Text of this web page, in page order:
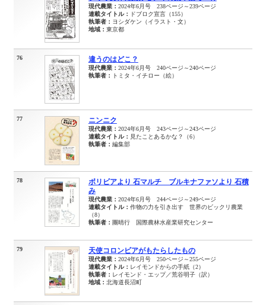
現代農業： 2024年6月号 238ページ～239ページ
連載タイトル：
ドブロク宣言（155）
執筆者： ヨシダケン（イラスト・文）
地域： 東京都
76 違うのはどこ？
現代農業： 2024年6月号 240ページ～240ページ
執筆者：
トミタ・イチロー（絵）
77 ニンニク
現代農業： 2024年6月号 243ページ～243ページ
連載タイトル： 見たことあるかな？（6）
執筆者： 編集部
78
ボリビアより 石マルチ ブルキナファソより 石積
み
現代農業： 2024年6月号 244ページ～249ページ
連載タイトル： 作物の力を引き出す 世界のビックリ農業
（8）
執筆者： 團晴行 国際農林水産業研究センター
79 天使コロンビアがもたらしたもの
現代農業： 2024年6月号 250ページ～255ページ
連載タイトル： レイモンドからの手紙（2）
執筆者： レイモンド・エップ／荒谷明子（訳）
地域： 北海道長沼町